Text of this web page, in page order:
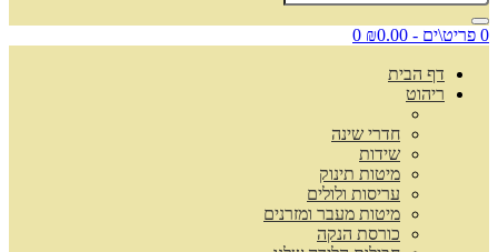
0 פריט\ים - ₪0.00 0
דף הבית
ריהוט
חדרי שינה
שידות
מיטות תינוק
עריסות ולולים
מיטות מעבר ומזרנים
כורסת הנקה